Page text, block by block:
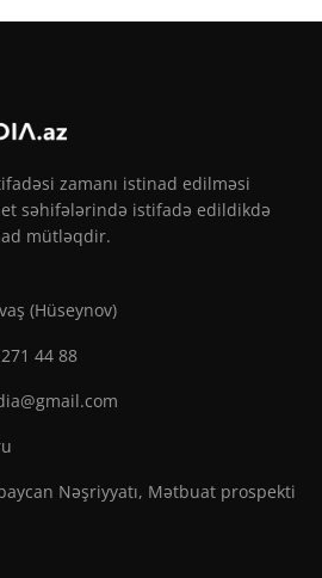
zamanı istinad edilməsi
səhifələrində istifadə edildikdə
mütləqdir.
(Hüseynov)
44 88
Nəşriyyatı, Mətbuat prospekti